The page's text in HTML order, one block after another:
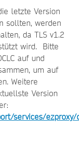
letzte Version
sollten, werden
da TLS v1.2
wird. Bitte
auf und
um auf
Weitere
Version
services/